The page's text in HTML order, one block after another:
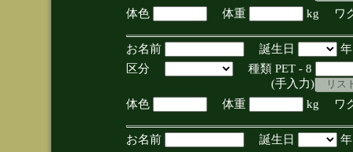
体色
体重 kg ワ
お名前 誕生日
区分
種類 PET - 8
(手入力)
体色
体重 kg ワ
お名前 誕生日